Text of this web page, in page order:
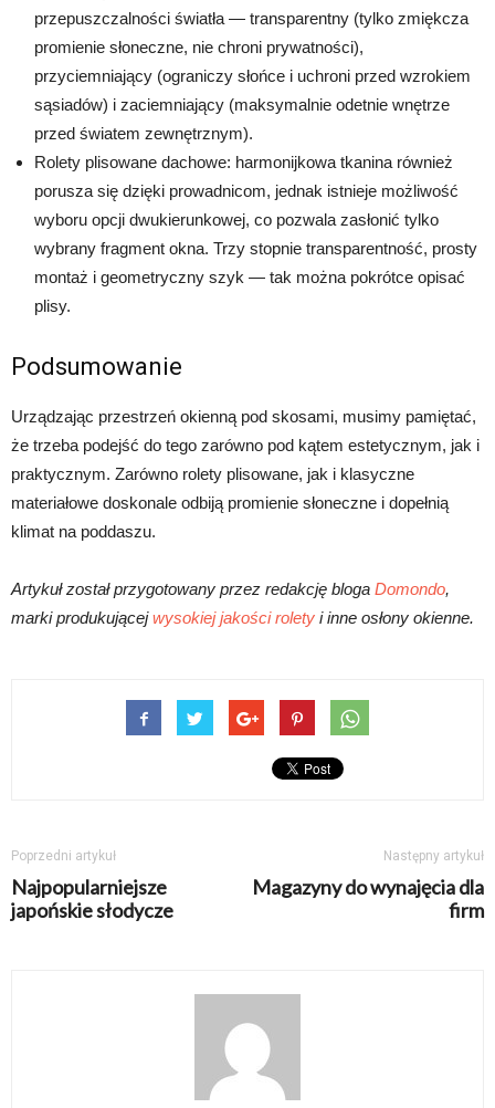
przepuszczalności światła — transparentny (tylko zmiękcza
promienie słoneczne, nie chroni prywatności),
przyciemniający (ograniczy słońce i uchroni przed wzrokiem
sąsiadów) i zaciemniający (maksymalnie odetnie wnętrze
przed światem zewnętrznym).
Rolety plisowane dachowe: harmonijkowa tkanina również
porusza się dzięki prowadnicom, jednak istnieje możliwość
wyboru opcji dwukierunkowej, co pozwala zasłonić tylko
wybrany fragment okna. Trzy stopnie transparentność, prosty
montaż i geometryczny szyk — tak można pokrótce opisać
plisy.
Podsumowanie
Urządzając przestrzeń okienną pod skosami, musimy pamiętać,
że trzeba podejść do tego zarówno pod kątem estetycznym, jak i
praktycznym. Zarówno rolety plisowane, jak i klasyczne
materiałowe doskonale odbiją promienie słoneczne i dopełnią
klimat na poddaszu.
Artykuł został przygotowany przez redakcję bloga Domondo,
marki produkującejwysokiej jakości rolety i inne osłony okienne.
Poprzedni artykuł
Najpopularniejsze
japońskie słodycze
Następny artykuł
Magazyny do wynajęcia dla
firm